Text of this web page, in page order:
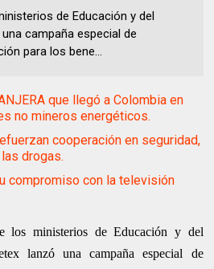
de Educación y del
campaña especial de
para los bene...
que llegó a Colombia en
no mineros energéticos.
cooperación en seguridad,
drogas.
compromiso con la televisión
los ministerios de Educación y del
lanzó una campaña especial de